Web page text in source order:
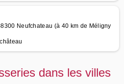
Neufchateau (à 40 km de Méligny
dans les villes